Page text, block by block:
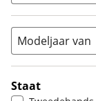
Modeljaar van
Staat